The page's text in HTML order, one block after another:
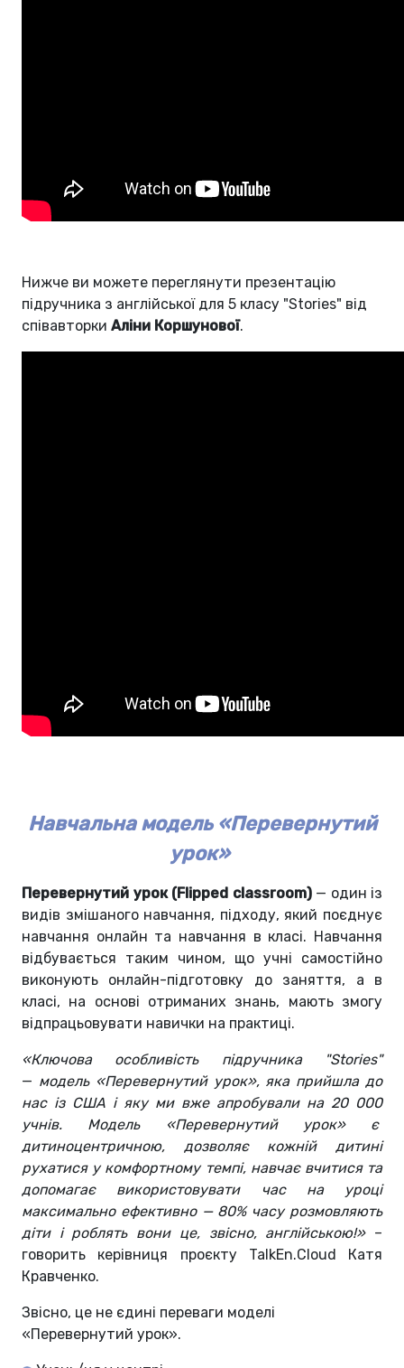
Нижче ви можете переглянути презентацію
підручника з англійської для 5 класу "Stories" від
співавторки Аліни Коршунової.
Навчальна модель «‎Перевернутий
урок»
Перевернутий урок (Flipped classroom) — один із
видів змішаного навчання, підходу, який поєднує
навчання онлайн та навчання в класі. Навчання
відбувається таким чином, що учні самостійно
виконують онлайн-підготовку до заняття, а в
класі, на основі отриманих знань, мають змогу
відпрацьовувати навички на практиці.
«Ключова особливість підручника "Stories"
— модель «Перевернутий урок», яка прийшла до
нас із США і яку ми вже апробували на 20 000
учнів. Модель
«Перевернутий урок»є
дитиноцентричною, дозволяє кожній дитині
рухатися у комфортному темпі, навчає вчитися та
допомагає використовувати час на уроці
максимально ефективно — 80% часу розмовляють
діти і роблять вони це, звісно, англійською!»–
говорить керівниця проєкту TalkEn.Cloud Катя
Кравченко.
Звісно, це не єдині переваги моделі
«Перевернутий урок».